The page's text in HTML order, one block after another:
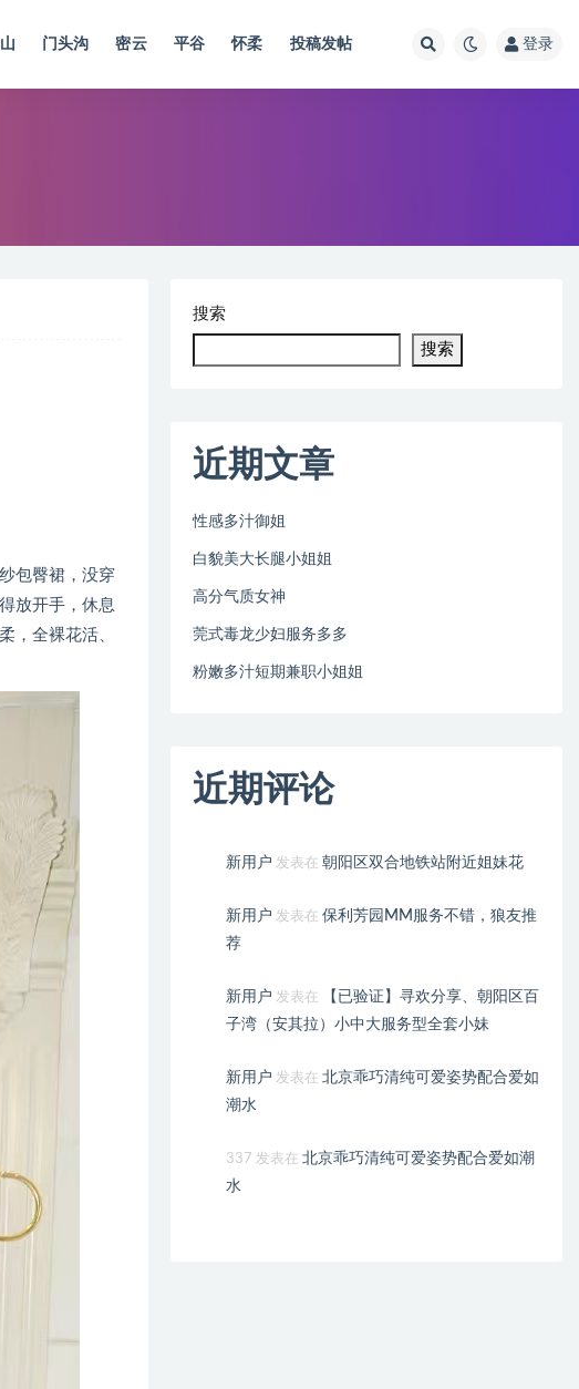
门头沟 密云 平谷 怀柔 投稿发帖 登录
包臀裙，没穿
放开手，休息
，全裸花活、
搜索
搜索
近期文章
性感多汁御姐
白貌美大长腿小姐姐
高分气质女神
莞式毒龙少妇服务多多
粉嫩多汁短期兼职小姐姐
近期评论
新用户 发表在朝阳区双合地铁站附近姐妹花
新用户 发表在保利芳园MM服务不错，狼友推
荐
新用户 发表在
【已验证】寻欢分享、朝阳区百
子湾（安其拉）小中大服务型全套小妹
新用户 发表在北京乖巧清纯可爱姿势配合爱如
潮水
337 发表在北京乖巧清纯可爱姿势配合爱如潮
水